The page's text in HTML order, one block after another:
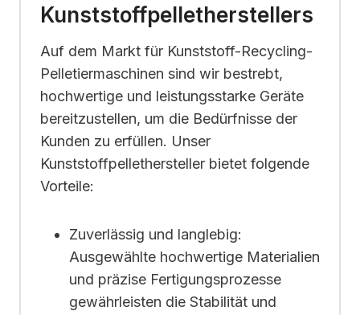
Kunststoffpelletherstellers
Auf dem Markt für Kunststoff-Recycling-
Pelletiermaschinen sind wir bestrebt,
hochwertige und leistungsstarke Geräte
bereitzustellen, um die Bedürfnisse der
Kunden zu erfüllen. Unser
Kunststoffpellethersteller bietet folgende
Vorteile:
Zuverlässig und langlebig:
Ausgewählte hochwertige Materialien
und präzise Fertigungsprozesse
gewährleisten die Stabilität und